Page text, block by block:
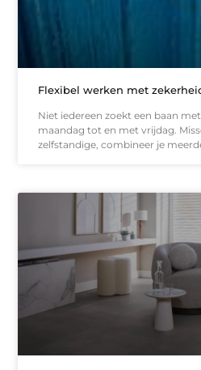
Flexibel werken met
Niet iedereen zoekt een baan
maandag tot en met vrijdag.
zelfstandige, combineer je